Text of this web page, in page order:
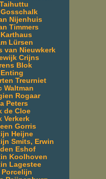
Nijenhuis
Timmers
Lürsen
van Nieuwkerk
Crijns
Blok
Treurniet
Waltman
Rogaar
Peters
de Cloe
Verkerk
Gorris
Heijne
Smits, Erwin
Eshof
Koolhoven
Lagestee
Porcelijn